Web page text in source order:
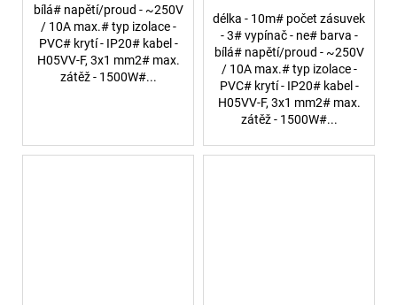
bílá# napětí/proud - ~250V
/ 10A max.# typ izolace -
PVC# krytí - IP20# kabel -
H05VV-F, 3x1 mm2# max.
zátěž - 1500W#...
délka - 10m# počet zásuvek
- 3# vypínač - ne# barva -
bílá# napětí/proud - ~250V
/ 10A max.# typ izolace -
PVC# krytí - IP20# kabel -
H05VV-F, 3x1 mm2# max.
zátěž - 1500W#...